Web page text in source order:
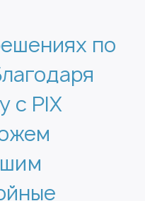
по
с PIX